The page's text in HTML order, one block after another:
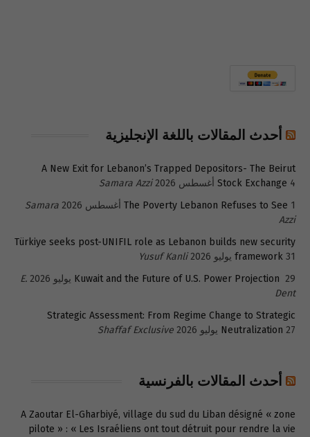
أحدث المقالات باللغة الإنجليزية
A New Exit for Lebanon’s Trapped Depositors- The Beirut
Stock Exchange 4 أغسطس 2026
Samara Azzi
The Poverty Lebanon Refuses to See 1 أغسطس 2026
Samara
Azzi
Türkiye seeks post-UNIFIL role as Lebanon builds new security
framework 31 يوليو 2026
Yusuf Kanli
Kuwait and the Future of U.S. Power Projection 29 يوليو 2026
E.
Dent
Strategic Assessment: From Regime Change to Strategic
Neutralization 27 يوليو 2026 Shaffaf Exclusive
أحدث المقالات بالفرنسية
A Zaoutar El-Gharbiyé, village du sud du Liban désigné « zone
pilote » : « Les Israéliens ont tout détruit pour rendre la vie